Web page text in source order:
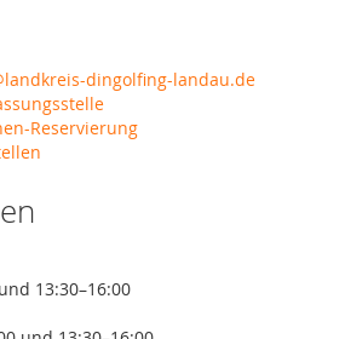
dingolfing-landau.de
Reservierung
13:30–16:00